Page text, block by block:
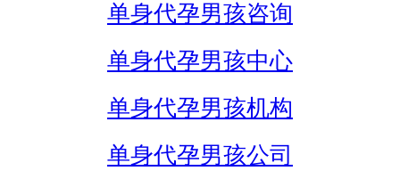
单身代孕男孩咨询
单身代孕男孩中心
单身代孕男孩机构
单身代孕男孩公司